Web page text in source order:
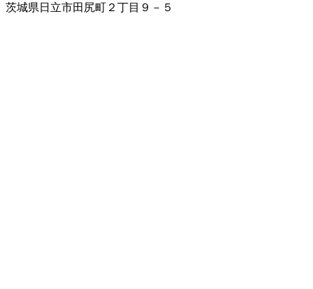
茨城県日立市田尻町２丁目９－５